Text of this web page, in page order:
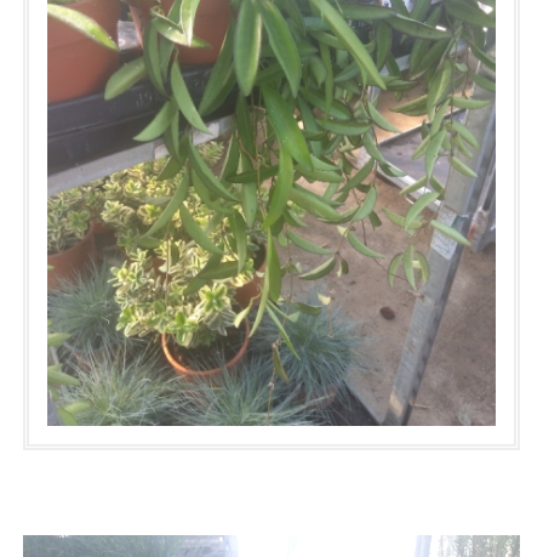
Η Ελλάδα είναι μια πλούσια χώρα, άκρως ενδιαφέρουσα
φυτολογικά και χαρισματική, όπου ο καθένας μπορεί στην αυλή
του, στο χωράφι του πατέρα του, στο εξοχικό του να φυτέψει
από ένα απλό κουκούτσι εως μια συστάδα τεράστιων δέντρων
και το αποτέλεσμα να είναι άψογο, εύκολα και γρήγορα χωρίς
ιδιαίτερα προβλήματα. Δεν συμβαίνει όμως το ίδιο και με τις
υπόλοιπες χώρες της Ευρώπης, όπου οι συνθήκες, το κλίμα, η
ποικιλομορφία στο αναγλυφό τους και η πυκνοκατοίκηση των
αστικών κέντρων, καθιστούν κάτι τέτοιο αδύνατον. Και σε
αυτές τις περιπτώσεις όμως λόγω της αναγκαιότητας
στην Αγγλία του προηγούμενου αιώνα, απο οτι στην υπόλοιπη